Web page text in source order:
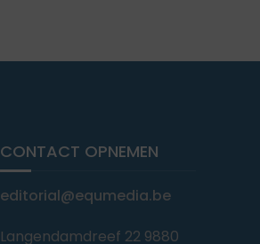
CONTACT OPNEMEN
editorial@equmedia.be
Langendamdreef 22 9880